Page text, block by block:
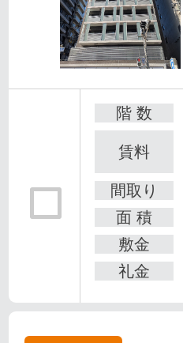
階 数
賃料
間取り
面 積
敷金
礼金